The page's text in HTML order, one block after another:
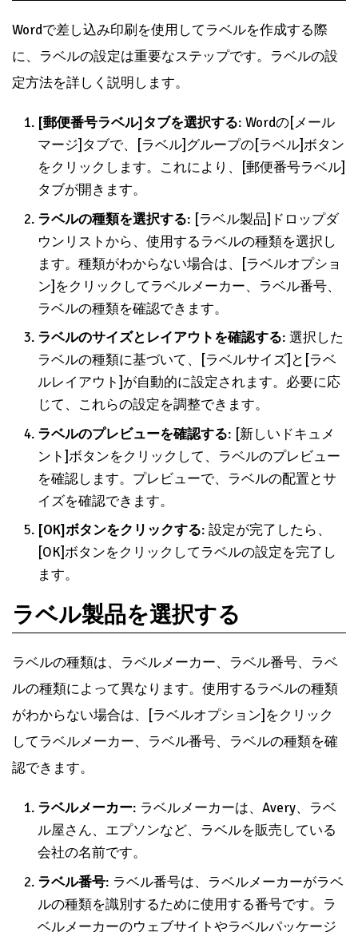
Wordでラベルの設定
Wordで差し込み印刷を使用してラベルを作成する際
に、ラベルの設定は重要なステップです。ラベルの設
定方法を詳しく説明します。
[郵便番号ラベル]タブを選択する: Wordの[メール
マージ]タブで、[ラベル]グループの[ラベル]ボタン
をクリックします。これにより、[郵便番号ラベル]
タブが開きます。
ラベルの種類を選択する : [ラベル製品]ドロップダ
ウンリストから、使用するラベルの種類を選択し
ます。種類がわからない場合は、[ラベルオプショ
ン]をクリックしてラベルメーカー、ラベル番号、
ラベルの種類を確認できます。
ラベルの種類に基づいて、[ラベルサイズ]と[ラベ
じて、これらの設定を調整できます。
ラベルのプレビューを確認する: [新しいドキュメ
ント]ボタンをクリックして、ラベルのプレビュー
を確認します。プレビューで、ラベルの配置とサ
イズを確認できます。
[OK]ボタンをクリックしてラベルの設定を完了し
ます。
ラベル製品を選択する
ラベルの種類は、ラベルメーカー、ラベル番号、ラベ